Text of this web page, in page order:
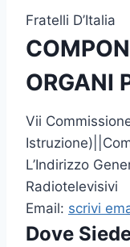
Fratelli D’Italia
ORGANI
Vii
L’Indirizzo
Radiotelevisivi
Email: scrivi
Dove